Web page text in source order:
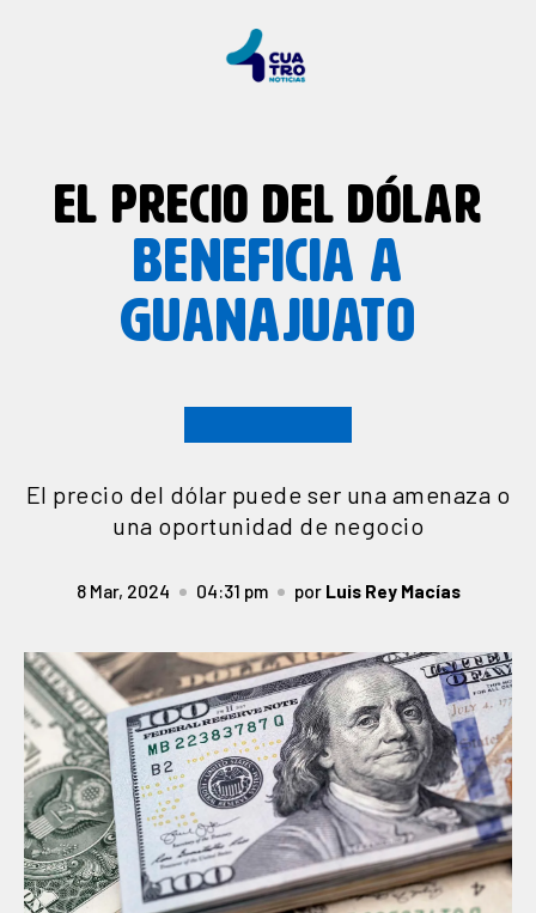
EL PRECIO DEL DÓLAR
BENEFICIA A
GUANAJUATO
El precio del dólar puede ser una amenaza o
una oportunidad de negocio
8 Mar, 2024 04:31 pm por Luis Rey Macías